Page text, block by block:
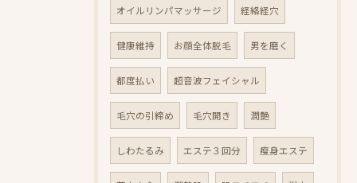
オイルリンパマッサージ 経絡経穴
健康維持 お顔全体脱毛 男を磨く
都度払い 超音波フェイシャル
毛穴の引締め 毛穴開き 潤艶
しわたるみ エステ３回分 瘦身エステ